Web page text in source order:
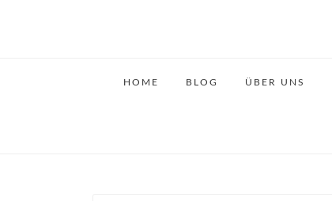
HOME BLOG ÜBER UNS